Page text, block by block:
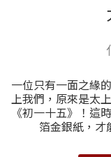
一位只有一面之緣
上我們，原來是太
《初一十五》！這
箔金銀紙，才